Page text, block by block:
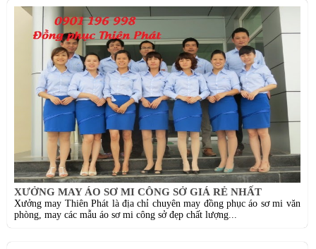
XƯỞNG MAY ÁO SƠ MI CÔNG SỞ GIÁ RẺ NHẤT
Xưởng may Thiên Phát là địa chỉ chuyên may đồng phục áo sơ mi văn
phòng, may các mẫu áo sơ mi công sở đẹp chất lượng...